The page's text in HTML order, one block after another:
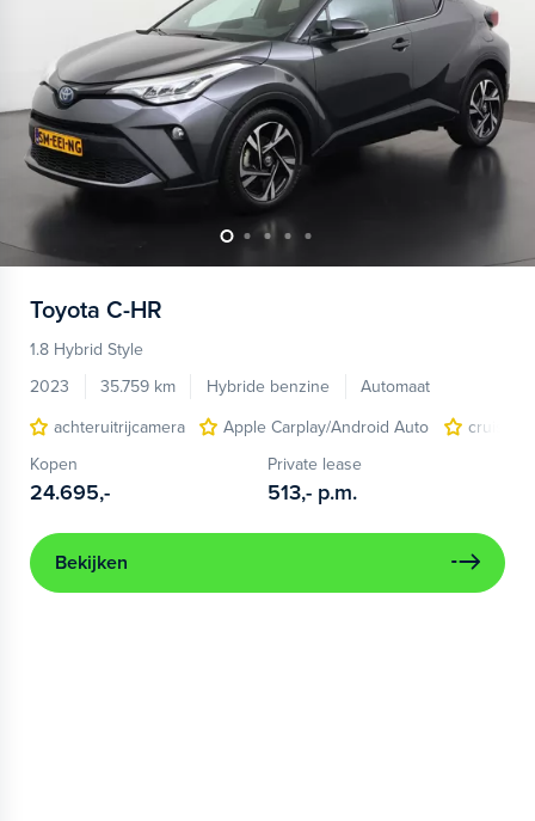
Toyota C-HR
1.8 Hybrid Style
2023
35.759 km Hybride benzine
Automaat
achteruitrijcamera
Apple Carplay/Android Auto
cruise
Kopen
24.695,-
Private lease
513,- p.m.
Bekijken